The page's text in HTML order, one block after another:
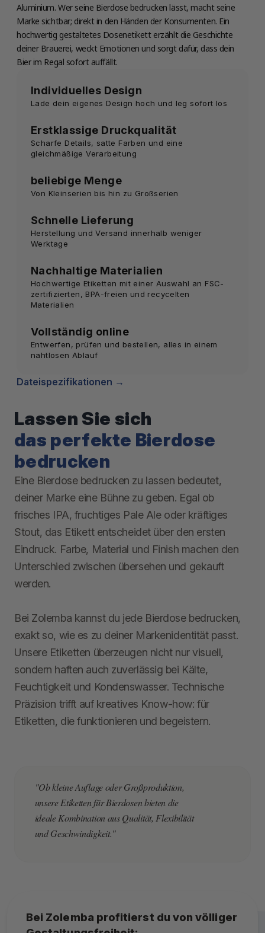
Aluminium. Wer seine Bierdose bedrucken lässt, macht seine
Marke sichtbar; direkt in den Händen der Konsumenten. Ein
hochwertig gestaltetes Dosenetikett erzählt die Geschichte
deiner Brauerei, weckt Emotionen und sorgt dafür, dass dein
Bier im Regal sofort auffällt.
Individuelles Design
Lade dein eigenes Design hoch und leg sofort los
Erstklassige Druckqualität
Scharfe Details, satte Farben und eine
gleichmäßige Verarbeitung
beliebige Menge
Von Kleinserien bis hin zu Großserien
Schnelle Lieferung
Herstellung und Versand innerhalb weniger
Werktage
Nachhaltige Materialien
Hochwertige Etiketten mit einer Auswahl an FSC-
zertifizierten, BPA-freien und recycelten
Materialien
Vollständig online
Entwerfen, prüfen und bestellen, alles in einem
nahtlosen Ablauf
Dateispezifikationen
Lassen Sie sich
das perfekte Bierdose
bedrucken
Eine Bierdose bedrucken zu lassen bedeutet,
deiner Marke eine Bühne zu geben. Egal ob
frisches IPA, fruchtiges Pale Ale oder kräftiges
Stout, das Etikett entscheidet über den ersten
Eindruck. Farbe, Material und Finish machen den
Unterschied zwischen übersehen und gekauft
werden.
Bei Zolemba kannst du jede Bierdose bedrucken,
exakt so, wie es zu deiner Markenidentität passt.
Unsere Etiketten überzeugen nicht nur visuell,
sondern haften auch zuverlässig bei Kälte,
Feuchtigkeit und Kondenswasser. Technische
Präzision trifft auf kreatives Know-how: für
Etiketten, die funktionieren und begeistern.
"Ob kleine Auflage oder Großproduktion,
unsere Etiketten für Bierdosen bieten die
ideale Kombination aus Qualität, Flexibilität
und Geschwindigkeit."
Bei Zolemba profitierst du von völliger